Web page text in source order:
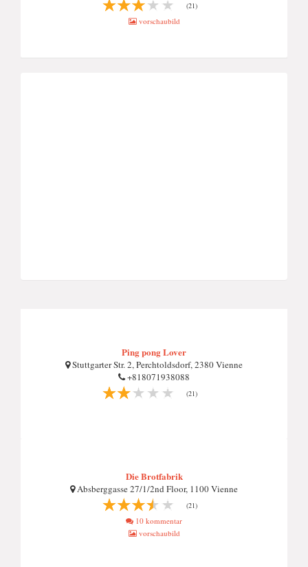
(21)
vorschaubild
Ping pong Lover
Stuttgarter Str. 2, Perchtoldsdorf, 2380 Vienne
+818071938088
(21)
Die Brotfabrik
Absberggasse 27/1/2nd Floor, 1100 Vienne
(21)
10 kommentar
vorschaubild